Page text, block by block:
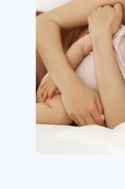
Jesse
4/5